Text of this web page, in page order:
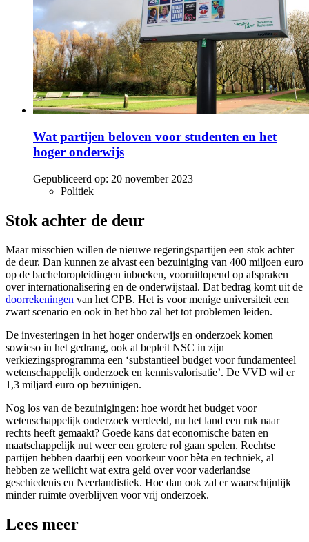
Wat partijen beloven voor studenten en het
hoger onderwijs
Gepubliceerd op: 20 november 2023
Politiek
Stok achter de deur
Maar misschien willen de nieuwe regeringspartijen een stok achter
de deur. Dan kunnen ze alvast een bezuiniging van 400 miljoen euro
op de bacheloropleidingen inboeken, vooruitlopend op afspraken
over internationalisering en de onderwijstaal. Dat bedrag komt uit de
doorrekeningen van het CPB. Het is voor menige universiteit een
zwart scenario en ook in het hbo zal het tot problemen leiden.
De investeringen in het hoger onderwijs en onderzoek komen
sowieso in het gedrang, ook al bepleit NSC in zijn
verkiezingsprogramma een ‘substantieel budget voor fundamenteel
wetenschappelijk onderzoek en kennisvalorisatie’. De VVD wil er
1,3 miljard euro op bezuinigen.
Nog los van de bezuinigingen: hoe wordt het budget voor
wetenschappelijk onderzoek verdeeld, nu het land een ruk naar
rechts heeft gemaakt? Goede kans dat economische baten en
maatschappelijk nut weer een grotere rol gaan spelen. Rechtse
partijen hebben daarbij een voorkeur voor bèta en techniek, al
hebben ze wellicht wat extra geld over voor vaderlandse
geschiedenis en Neerlandistiek. Hoe dan ook zal er waarschijnlijk
minder ruimte overblijven voor vrij onderzoek.
Lees meer